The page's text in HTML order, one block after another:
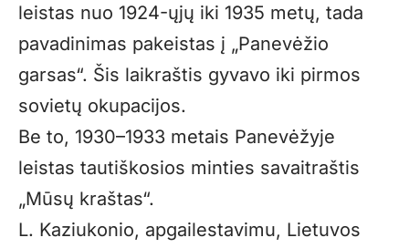
leistas nuo 1924-ųjų iki 1935 metų, tada
pavadinimas pakeistas į „Panevėžio
garsas“. Šis laikraštis gyvavo iki pirmos
sovietų okupacijos.
Be to, 1930–1933 metais Panevėžyje
leistas tautiškosios minties savaitraštis
„Mūsų kraštas“.
L. Kaziukonio, apgailestavimu, Lietuvos